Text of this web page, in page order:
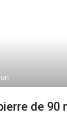
de 90